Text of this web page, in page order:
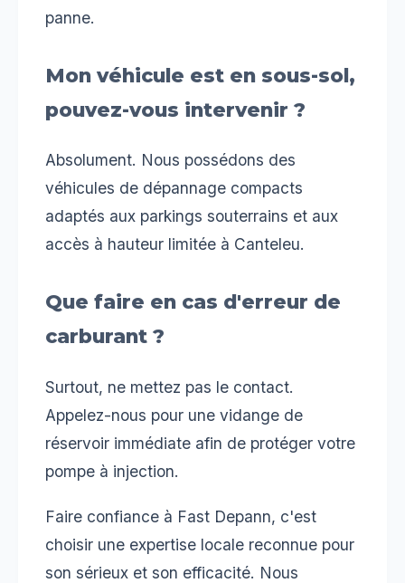
panne.
Mon véhicule est en sous-sol,
pouvez-vous intervenir ?
Absolument. Nous possédons des
véhicules de dépannage compacts
adaptés aux parkings souterrains et aux
accès à hauteur limitée à Canteleu.
Que faire en cas d'erreur de
carburant ?
Surtout, ne mettez pas le contact.
Appelez-nous pour une vidange de
réservoir immédiate afin de protéger votre
pompe à injection.
Faire confiance à Fast Depann, c'est
choisir une expertise locale reconnue pour
son sérieux et son efficacité. Nous